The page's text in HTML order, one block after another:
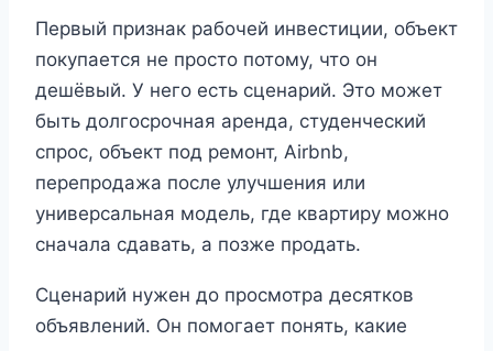
Первый признак рабочей инвестиции, объект
покупается не просто потому, что он
дешёвый. У него есть сценарий. Это может
быть долгосрочная аренда, студенческий
спрос, объект под ремонт, Airbnb,
перепродажа после улучшения или
универсальная модель, где квартиру можно
сначала сдавать, а позже продать.
Сценарий нужен до просмотра десятков
объявлений. Он помогает понять, какие